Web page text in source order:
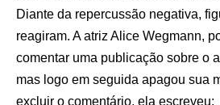
Diante da repercussão negativa,
reagiram. A atriz Alice Wegmann,
comentar uma publicação sobre o
mas logo em seguida apagou sua
excluir o comentário, ela escreveu: